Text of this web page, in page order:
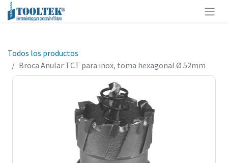
Todos los productos
Broca Anular TCT para inox, toma hexagonal Ø 52mm